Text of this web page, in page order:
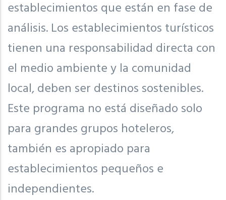
establecimientos que están en fase de
análisis. Los establecimientos turísticos
tienen una responsabilidad directa con
el medio ambiente y la comunidad
local, deben ser destinos sostenibles.
Este programa no está diseñado solo
para grandes grupos hoteleros,
también es apropiado para
establecimientos pequeños e
independientes.